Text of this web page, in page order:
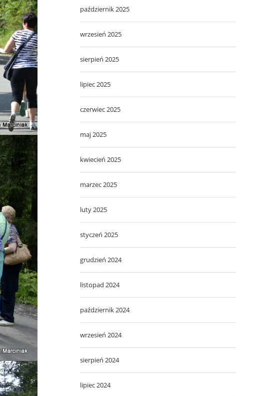
październik 2025
wrzesień 2025
sierpień 2025
lipiec 2025
czerwiec 2025
maj 2025
kwiecień 2025
marzec 2025
luty 2025
styczeń 2025
grudzień 2024
listopad 2024
październik 2024
wrzesień 2024
sierpień 2024
lipiec 2024